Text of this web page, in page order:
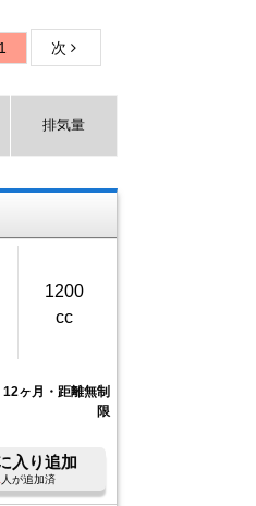
1 次
排気量
1200
cc
12ヶ月・距離無制
限
入り追加
人が追加済